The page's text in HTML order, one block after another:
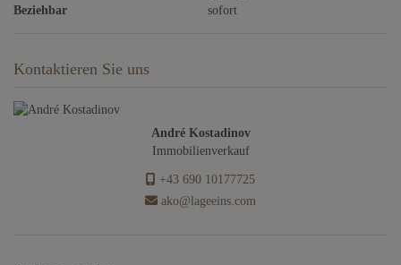
Beziehbar
sofort
Kontaktieren Sie uns
André Kostadinov
Immobilienverkauf
+43 690 10177725
ako@lageeins.com